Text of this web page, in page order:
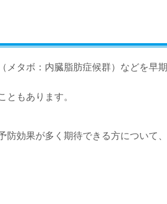
（メタボ：内臓脂肪症候群）などを早期
ともあります。
効果が多く期待できる方について、